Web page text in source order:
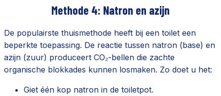
Methode 4: Natron en azijn
De populairste thuismethode heeft bij een toilet een
beperkte toepassing. De reactie tussen natron (base) en
azijn (zuur) produceert CO₂-bellen die zachte
organische blokkades kunnen losmaken. Zo doet u het:
Giet één kop natron in de toiletpot.